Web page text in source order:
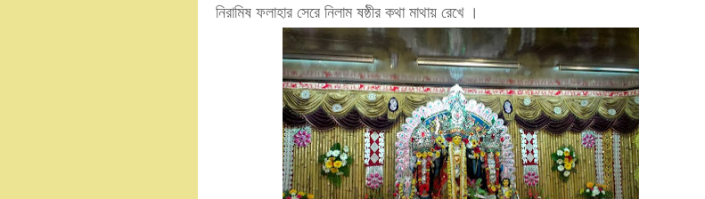
নিরামিষ ফলাহার সেরে নিলাম ষষ্ঠীর কথা মাথায় রেখে ।